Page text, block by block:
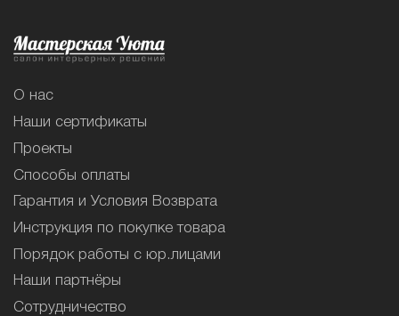
О нас
Наши сертификаты
Проекты
Способы оплаты
Гарантия и Условия Возврата
Инструкция по покупке товара
Порядок работы с юр.лицами
Наши партнёры
Сотрудничество